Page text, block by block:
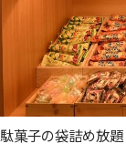
駄菓子の袋詰め放題